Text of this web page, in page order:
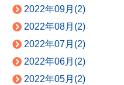
2022年09月(2)
2022年08月(2)
2022年07月(2)
2022年06月(2)
2022年05月(2)